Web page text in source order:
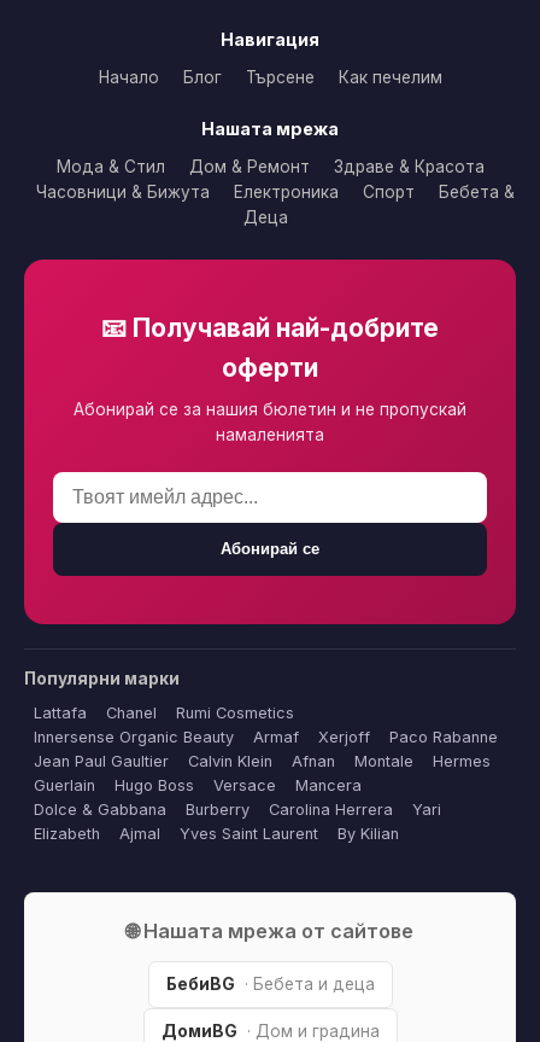
Навигация
Начало Блог Търсене Как печелим
Нашата мрежа
Мода & Стил Дом & Ремонт
Здраве & Красота
Часовници & Бижута
Електроника Спорт
Бебета &
Деца
📧 Получавай най-добрите
оферти
Абонирай се за нашия бюлетин и не пропускай
намаленията
Абонирай се
Популярни марки
Lattafa Chanel
Rumi Cosmetics
Innersense Organic Beauty
Armaf Xerjoff
Paco Rabanne
Jean Paul Gaultier
Calvin Klein Afnan Montale
Hermes
Guerlain
Hugo Boss Versace
Mancera
Dolce & Gabbana
Burberry Carolina Herrera
Yari
Elizabeth
Ajmal Yves Saint Laurent By Kilian
🌐 Нашата мрежа от сайтове
БебиBG · Бебета и деца
ДомиBG · Дом и градина